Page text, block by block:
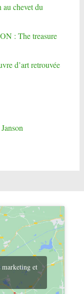
au chevet du
: The treasure
d’art retrouvée
marketing et